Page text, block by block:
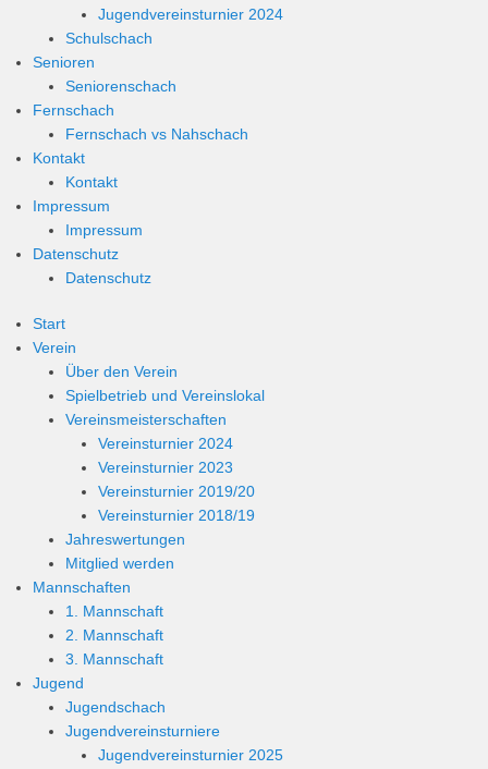
Jugendvereinsturnier 2024
Schulschach
Senioren
Seniorenschach
Fernschach
Fernschach vs Nahschach
Kontakt
Kontakt
Impressum
Impressum
Datenschutz
Datenschutz
Start
Verein
Über den Verein
Spielbetrieb und Vereinslokal
Vereinsmeisterschaften
Vereinsturnier 2024
Vereinsturnier 2023
Vereinsturnier 2019/20
Vereinsturnier 2018/19
Jahreswertungen
Mitglied werden
Mannschaften
1. Mannschaft
2. Mannschaft
3. Mannschaft
Jugend
Jugendschach
Jugendvereinsturniere
Jugendvereinsturnier 2025